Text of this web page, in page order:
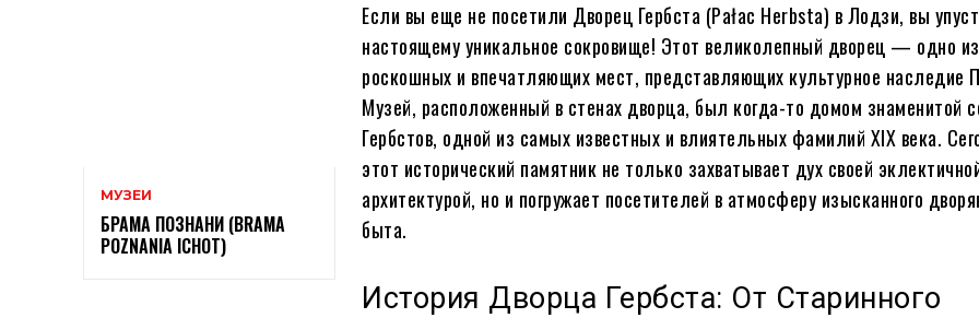
МУЗЕИ
БРАМА ПОЗНАНИ (BRAMA
POZNANIA ICHOT)
Если вы еще не посетили Дворец Гербста (Pałac Herbsta) в Лодзи, вы
настоящему уникальное сокровище! Этот великолепный дворец — одно
роскошных и впечатляющих мест, представляющих культурное наследие
Музей, расположенный в стенах дворца, был когда-то домом знаменитой
Гербстов, одной из самых известных и влиятельных фамилий XIX века.
этот исторический памятник не только захватывает дух своей
архитектурой, но и погружает посетителей в атмосферу изысканного
быта.
История Дворца Гербста: От Старинного